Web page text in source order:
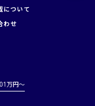
について
わせ
万円〜